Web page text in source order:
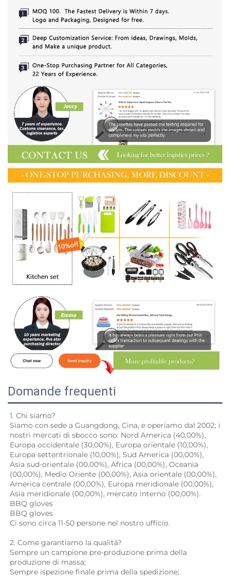
Domande frequenti
1. Chi siamo?
Siamo con sede a Guangdong, Cina, e operiamo dal 2002; i
nostri mercati di sbocco sono: Nord America (40,00%),
Europa occidentale (30,00%), Europa orientale (10,00%),
Europa settentrionale (10,00%), Sud America (00,00%),
Asia sud-orientale (00,00%), Africa (00,00%), Oceania
(00,00%), Medio Oriente (00,00%), Asia orientale (00,00%),
America centrale (00,00%), Europa meridionale (00,00%),
Asia meridionale (00,00%), mercato interno (00,00%).
BBQ gloves
BBQ gloves
Ci sono circa 11-50 persone nel nostro ufficio.
2. Come garantiamo la qualità?
Sempre un campione pre-produzione prima della
produzione di massa;
Sempre ispezione finale prima della spedizione;